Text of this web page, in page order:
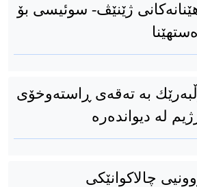
ژێنێڤ- سوئیسی بۆ
بە تەقەی ڕاستەوخۆی
لە دیواندەرە
چالاکوانێکی